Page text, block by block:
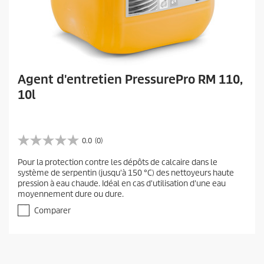
Agent d'entretien PressurePro RM 110,
10l
0.0 (0)
0
0
s
u
r
é
Pour la protection contre les dépôts de calcaire dans le
système de serpentin (jusqu'à 150 °C) des nettoyeurs haute
pression à eau chaude. Idéal en cas d'utilisation d'une eau
moyennement dure ou dure.
Comparer